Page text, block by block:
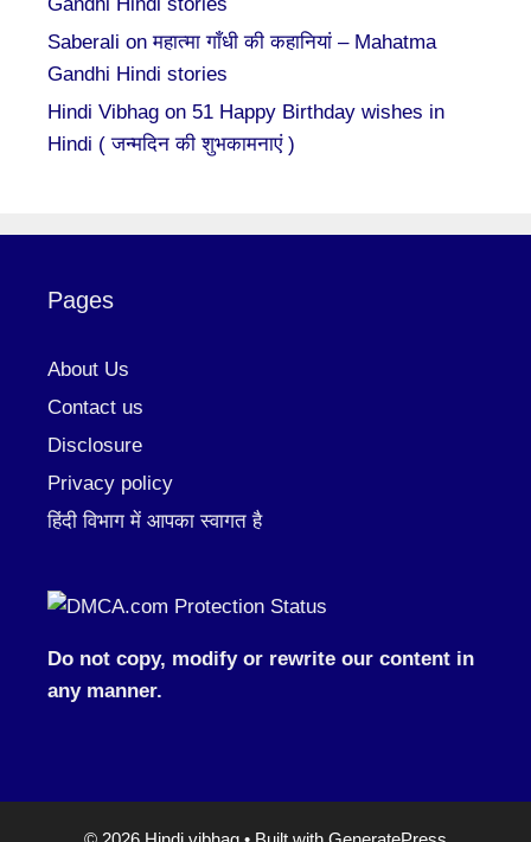
Saberali onमहात्मा गाँधी की कहानियां – Mahatma
Gandhi Hindi stories
Hindi Vibhag on 51 Happy Birthday wishes in
Hindi ( जन्मदिन की शुभकामनाएं )
Pages
About Us
Contact us
Disclosure
Privacy policy
हिंदी विभाग में आपका स्वागत है
Do not copy, modify or rewrite our content in
any manner.